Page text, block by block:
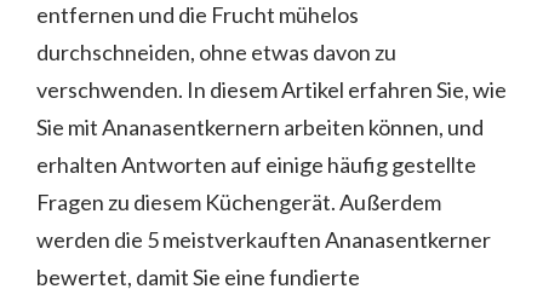
entfernen und die Frucht mühelos
durchschneiden, ohne etwas davon zu
verschwenden. In diesem Artikel erfahren Sie, wie
Sie mit Ananasentkernern arbeiten können, und
erhalten Antworten auf einige häufig gestellte
Fragen zu diesem Küchengerät. Außerdem
werden die 5 meistverkauften Ananasentkerner
bewertet, damit Sie eine fundierte